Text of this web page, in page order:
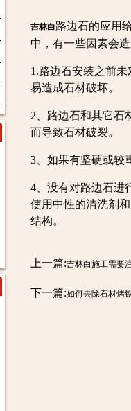
吉林白路边石的应用
中，有一些因素会
1.路边石安装之前
易造成石材破坏。
2、路边石和其它石
而导致石材破裂。
3、如果有坚硬或较
4、没有对路边石进
使用中性的清洗剂
结构。
上一篇:吉林白施工需要
下一篇:如何去除石材烤